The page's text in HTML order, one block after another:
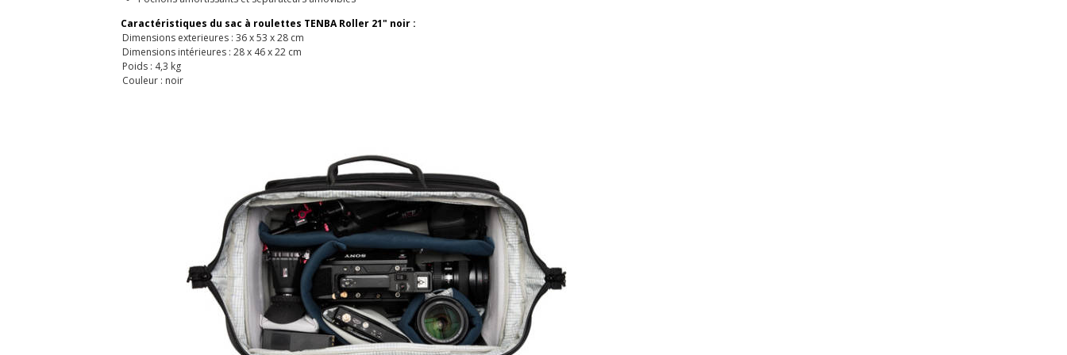
Caractéristiques du sac à roulettes TENBA Roller 21" noir :
Dimensions exterieures : 36 x 53 x 28 cm
Dimensions intérieures : 28 x 46 x 22 cm
Poids : 4,3 kg
Couleur : noir